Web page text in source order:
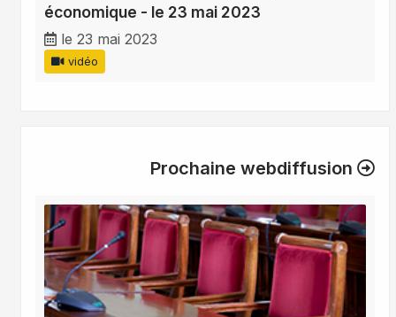
économique - le 23 mai 2023
le 23 mai 2023
vidéo
Prochaine webdiffusion